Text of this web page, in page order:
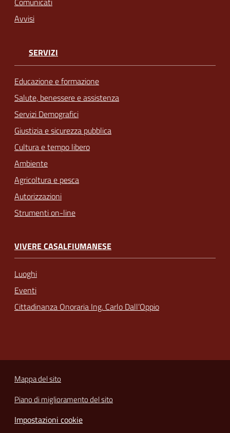
Avvisi
SERVIZI
Educazione e formazione
Salute, benessere e assistenza
Servizi Demografici
Giustizia e sicurezza pubblica
Cultura e tempo libero
Ambiente
Agricoltura e pesca
Autorizzazioni
Strumenti on-line
VIVERE CASALFIUMANESE
Luoghi
Eventi
Cittadinanza Onoraria Ing. Carlo Dall’Oppio
Mappa del sito
Piano di miglioramento del sito
Impostazioni cookie